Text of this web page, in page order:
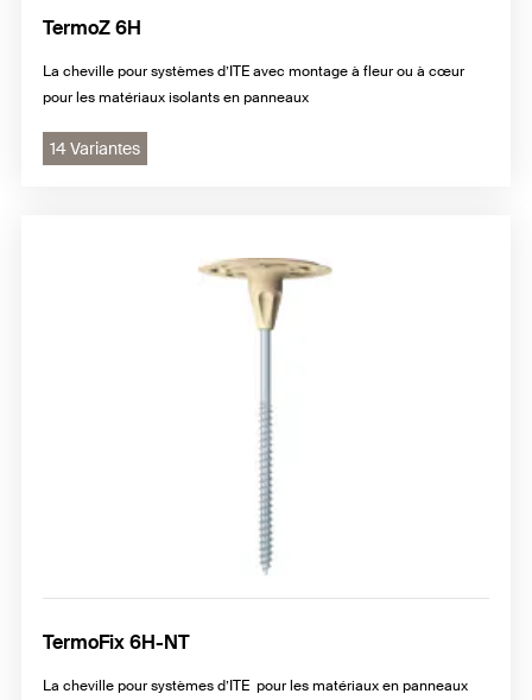
TermoZ 6H
La cheville pour systèmes d’ITE avec montage à fleur ou à cœur
pour les matériaux isolants en panneaux
14 Variantes
TermoFix 6H-NT
La cheville pour systèmes d’ITE pour les matériaux en panneaux